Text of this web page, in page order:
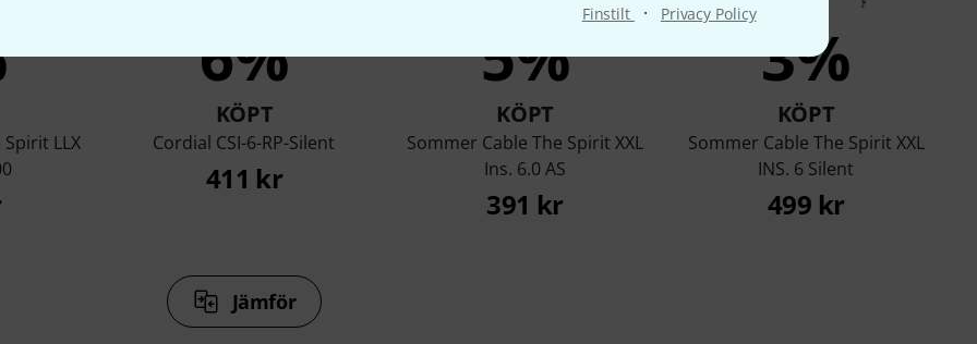
Finstilt · Privacy Policy
LLX
6%
KÖPT
Cordial CSI-6-RP-Silent
411 kr
5%
KÖPT
Sommer Cable The Spirit XXL
Ins. 6.0 AS
391 kr
3%
KÖPT
Sommer Cable The Spirit XXL
INS. 6 Silent
499 kr
Jämför